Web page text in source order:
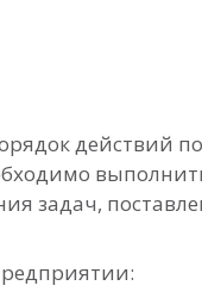
действий
задач,